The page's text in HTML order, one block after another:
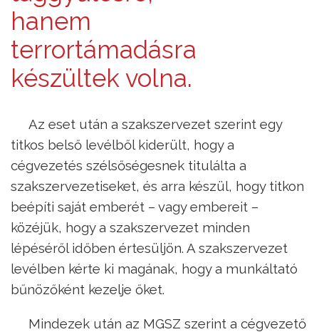
hanem
terrortámadásra
készültek volna.
Az eset után a szakszervezet szerint egy
titkos belső levélből kiderült, hogy a
cégvezetés szélsőségesnek titulálta a
szakszervezetiseket, és arra készül, hogy titkon
beépíti saját emberét – vagy embereit –
közéjük, hogy a szakszervezet minden
lépéséről időben értesüljön. A szakszervezet
levélben kérte ki magának, hogy a munkáltató
bűnözőként kezelje őket.
Mindezek után az MGSZ szerint a cégvezető